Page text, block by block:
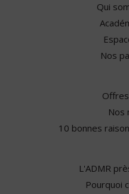
Qui
Nos
Nos
10 bonnes
L'ADMR
Pourquoi